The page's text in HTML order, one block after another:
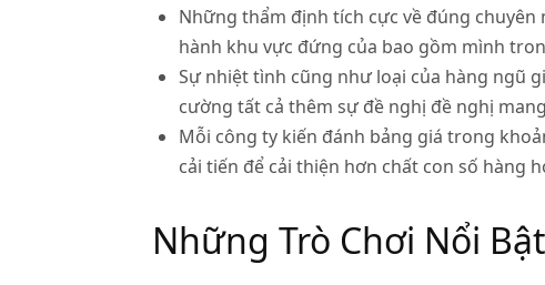
Những thẩm định tích cực về đúng
hành khu vực đứng của bao gồm mình
Sự nhiệt tình cũng như loại của hàng ngũ
cường tất cả thêm sự đề nghị đề nghị
Mỗi công ty kiến đánh bảng giá trong
cải tiến để cải thiện hơn chất con số hàng
Những Trò Chơi Nổi